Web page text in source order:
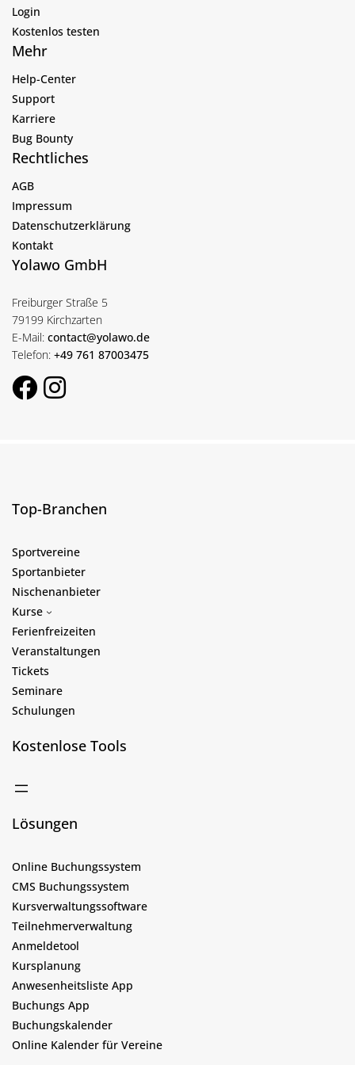
Login
Kostenlos testen
Mehr
Help-Center
Support
Karriere
Bug Bounty
Rechtliches
AGB
Impressum
Datenschutzerklärung
Kontakt
Yolawo GmbH
Freiburger Straße 5
79199 Kirchzarten
E-Mail: contact@yolawo.de
Telefon: +49 761 87003475
Top-Branchen
Sportvereine
Sportanbieter
Nischenanbieter
Kurse
Ferienfreizeiten
Veranstaltungen
Tickets
Seminare
Schulungen
Kostenlose Tools
Lösungen
Online Buchungssystem
CMS Buchungssystem
Kursverwaltungssoftware
Teilnehmerverwaltung
Anmeldetool
Kursplanung
Anwesenheitsliste App
Buchungs App
Buchungskalender
Online Kalender für Vereine